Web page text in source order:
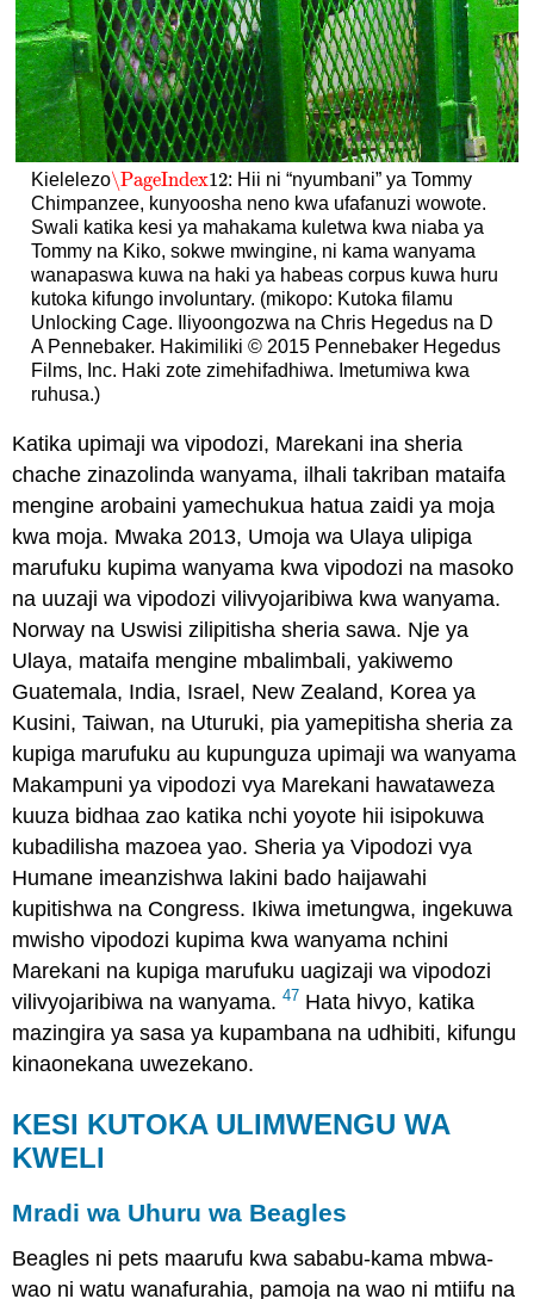
Kielelezo\PageIndex12
\PageIndex12: Hii ni “nyumbani” ya Tommy
Chimpanzee, kunyoosha neno kwa ufafanuzi wowote.
Swali katika kesi ya mahakama kuletwa kwa niaba ya
Tommy na Kiko, sokwe mwingine, ni kama wanyama
wanapaswa kuwa na haki ya habeas corpus kuwa huru
kutoka kifungo involuntary. (mikopo: Kutoka filamu
Unlocking Cage. Iliyoongozwa na Chris Hegedus na D
A Pennebaker. Hakimiliki © 2015 Pennebaker Hegedus
Films, Inc. Haki zote zimehifadhiwa. Imetumiwa kwa
ruhusa.)
Katika upimaji wa vipodozi, Marekani ina sheria
chache zinazolinda wanyama, ilhali takriban mataifa
mengine arobaini yamechukua hatua zaidi ya moja
kwa moja. Mwaka 2013, Umoja wa Ulaya ulipiga
marufuku kupima wanyama kwa vipodozi na masoko
na uuzaji wa vipodozi vilivyojaribiwa kwa wanyama.
Norway na Uswisi zilipitisha sheria sawa. Nje ya
Ulaya, mataifa mengine mbalimbali, yakiwemo
Guatemala, India, Israel, New Zealand, Korea ya
Kusini, Taiwan, na Uturuki, pia yamepitisha sheria za
kupiga marufuku au kupunguza upimaji wa wanyama
Makampuni ya vipodozi vya Marekani hawataweza
kuuza bidhaa zao katika nchi yoyote hii isipokuwa
kubadilisha mazoea yao. Sheria ya Vipodozi vya
Humane imeanzishwa lakini bado haijawahi
kupitishwa na Congress. Ikiwa imetungwa, ingekuwa
mwisho vipodozi kupima kwa wanyama nchini
Marekani na kupiga marufuku uagizaji wa vipodozi
vilivyojaribiwa na wanyama.47 Hata hivyo, katika
mazingira ya sasa ya kupambana na udhibiti, kifungu
kinaonekana uwezekano.
KESI KUTOKA ULIMWENGU WA
KWELI
Mradi wa Uhuru wa Beagles
Beagles ni pets maarufu kwa sababu-kama mbwa-
wao ni watu wanafurahia, pamoja na wao ni mtiifu na